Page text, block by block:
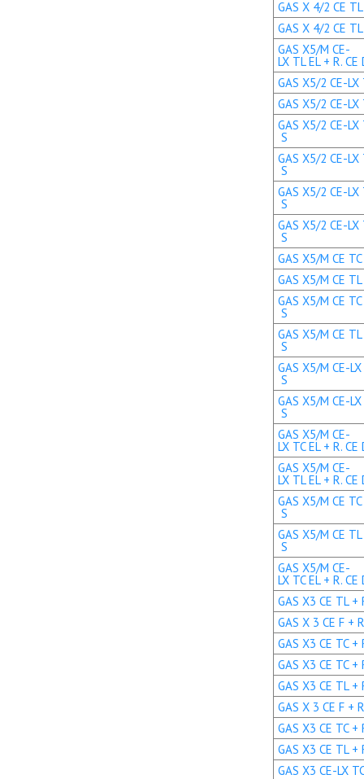
GAS X 4/2 CE
GAS X 4/2 CE
GAS X5/M CE-
LX TL EL + R.
GAS X5/2 CE-LX
GAS X5/2 CE-LX
GAS X5/2 CE-
S
GAS X5/2 CE-
S
GAS X5/2 CE-
S
GAS X5/2 CE-
S
GAS X5/M CE
GAS X5/M CE TL
GAS X5/M CE
S
GAS X5/M CE
S
GAS X5/M CE-
S
GAS X5/M CE-
S
GAS X5/M CE-
LX TC EL + R.
GAS X5/M CE-
LX TL EL + R.
GAS X5/M CE
S
GAS X5/M CE
S
GAS X5/M CE-
LX TC EL + R.
GAS X3 CE TL +
GAS X 3 CE F +
GAS X3 CE TC +
GAS X3 CE TC +
GAS X3 CE TL +
GAS X 3 CE F +
GAS X3 CE TC +
GAS X3 CE TL +
GAS X3 CE-LX